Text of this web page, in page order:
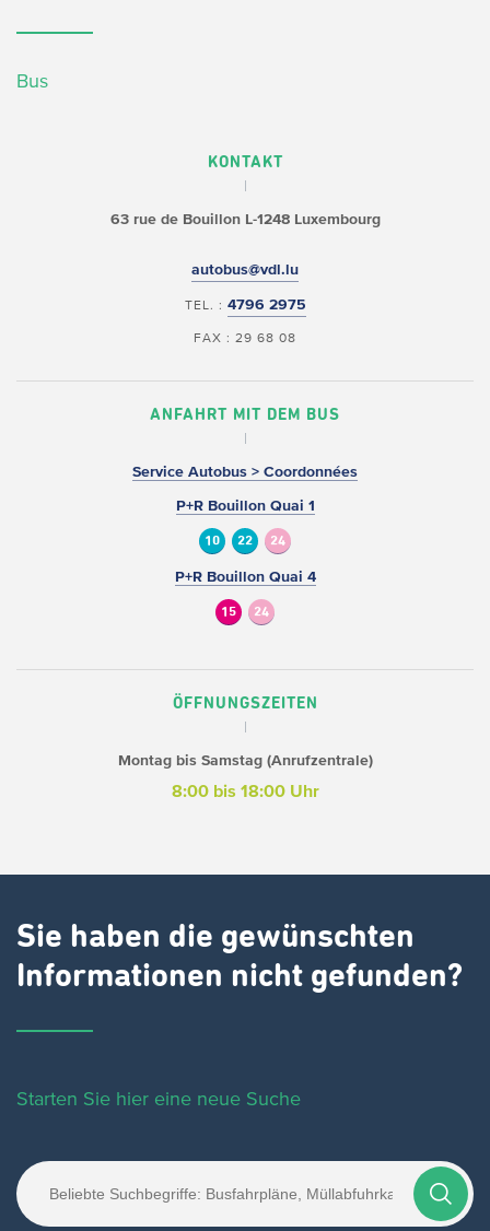
Bus
KONTAKT
63 rue de BouillonL-1248 Luxembourg
autobus@vdl.lu
TEL. : 4796 2975
FAX : 29 68 08
ANFAHRT MIT DEM BUS
Service Autobus > Coordonnées
P+R Bouillon Quai 1
10 22 24
P+R Bouillon Quai 4
15 24
ÖFFNUNGSZEITEN
Montag bis Samstag (Anrufzentrale)
8:00 bis 18:00 Uhr
Sie haben die gewünschten
Informationen nicht gefunden?
Starten Sie hier eine neue Suche